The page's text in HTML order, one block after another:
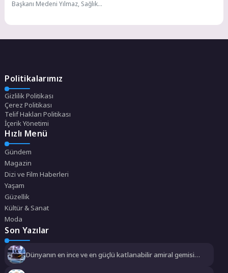
Başkanı Medeni Yılmaz, Sağlık
Politikalarımız
Gizlilik Politikası
Çerez Politikası
Telif Hakları Politikası
İçerik Yönetimi
Hızlı Menü
Gündem
Magazin
Dizi ve Film Haberleri
Yaşam
Güzellik
Kültür & Sanat
Moda
Son Yazılar
Dünyanın en ince ve en güçlü katlanabilir amiral gemisi